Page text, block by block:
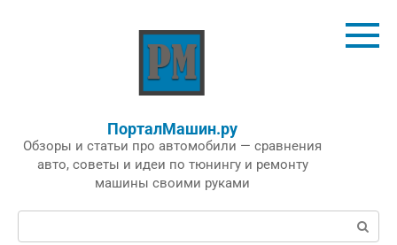
ПорталМашин.ру
Обзоры и статьи про автомобили — сравнения
авто, советы и идеи по тюнингу и ремонту
машины своими руками
Поиск: